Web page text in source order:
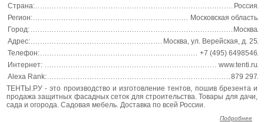
Страна:
Россия
Регион:
Московская область
Город:
Москва
Адрес:
Москва, ул. Верейская, д. 25
Телефон:
+7 (495) 6498546
Интернет:
www.tenti.ru
Alexa Rank:
879 297
ТЕНТЫ.РУ - это производство и изготовление тентов, пошив брезента и
продажа защитных фасадных сеток для строительства. Товары для дачи,
сада и огорода. Садовая мебель. Доставка по всей России.
Подробнее